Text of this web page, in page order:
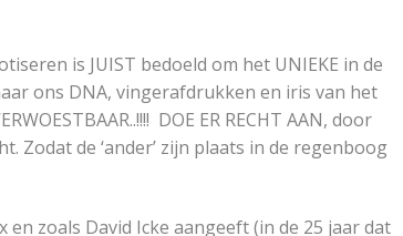
is JUIST bedoeld om het UNIEKE in de
ons DNA, vingerafdrukken en iris van het
DOE ER RECHT AAN, door
Zodat de ‘ander’ zijn plaats in de regenboog
zoals David Icke aangeeft (in de 25 jaar dat